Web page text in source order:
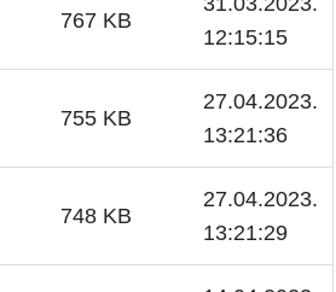
767 KB
12:15:15
755 KB
27.04.2023.
13:21:36
748 KB
27.04.2023.
13:21:29